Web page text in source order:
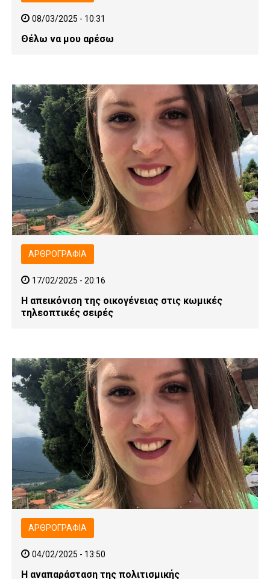
08/03/2025 - 10:31
Θέλω να μου αρέσω
ΑΡΘΡΟΓΡΑΦΊΑ
17/02/2025 - 20:16
Η απεικόνιση της οικογένειας στις κωμικές
τηλεοπτικές σειρές
ΑΡΘΡΟΓΡΑΦΊΑ
04/02/2025 - 13:50
Η αναπαράσταση της πολιτισμικής